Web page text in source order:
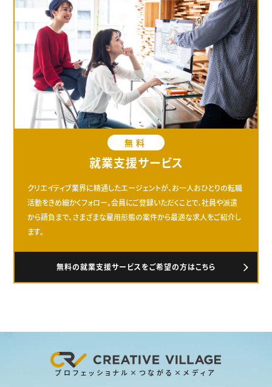
無料
就業支援サービス
クリエイティブ業界に精通したエージェントが、お一人おひとりの転職
活動をきめ細かくフォロー。会員にご登録いただくことで、社員や派遣
から請負まで、さまざまな雇用形態の案件から最適な求人をご紹介し
ます。
無料の就業支援サービスをご希望の方はこちら
プロフェッショナル×つながる×メディア